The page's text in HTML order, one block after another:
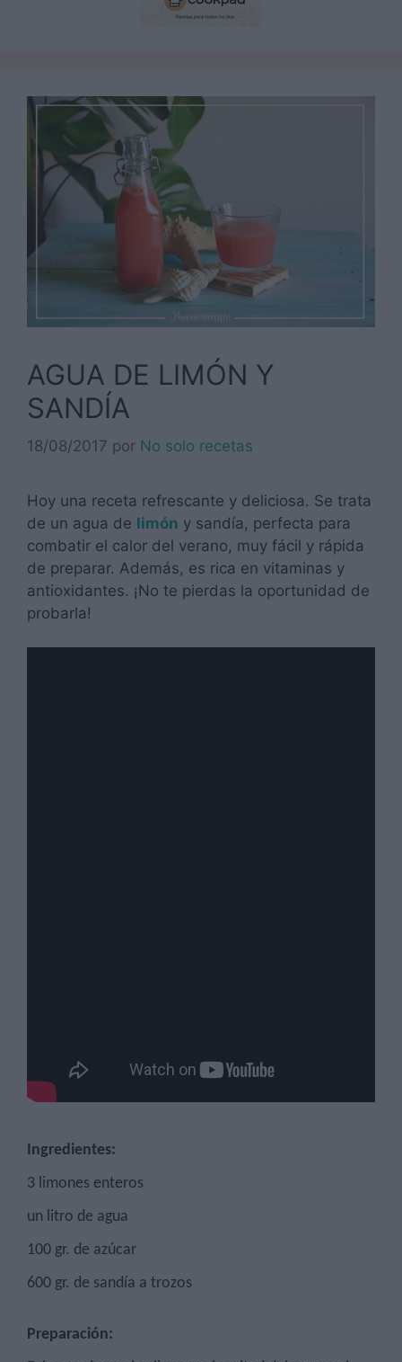
AGUA DE LIMÓN Y
SANDÍA
18/08/2017 por No solo recetas
Hoy una receta refrescante y deliciosa. Se trata
de un agua de limón y sandía, perfecta para
combatir el calor del verano, muy fácil y rápida
de preparar. Además, es rica en vitaminas y
antioxidantes. ¡No te pierdas la oportunidad de
probarla!
Ingredientes:
3 limones enteros
un litro de agua
100 gr. de azúcar
600 gr. de sandía a trozos
Preparación: